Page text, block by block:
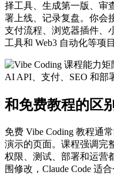
择工具、生成第一版、审
署上线、记录复盘。你会
支付流程、浏览器插件、
工具和 Web3 自动化等项目
和免费教程的区别
免费 Vibe Coding 教程通
演示的页面。课程强调完
权限、测试、部署和运营
围修改，Claude Code 适